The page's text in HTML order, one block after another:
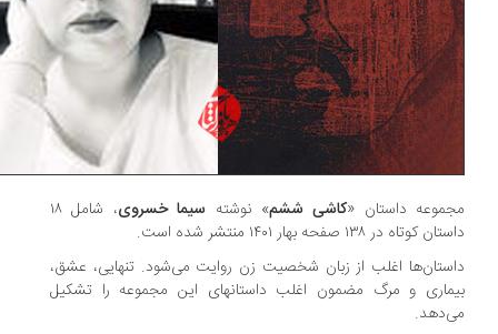
داستان «کاشی ششم » نوشتهسیما خسروی
، شامل ۱۸
کوتاه در ۱۳۸ صفحه بهار ۱۴۰۱ منتشر شده است.
اغلب از زبان شخصیت زن روایت می‌شود. تنهایی، عشق،
و مرگ مضمون اغلب داستانهای این مجموعه را تشکیل